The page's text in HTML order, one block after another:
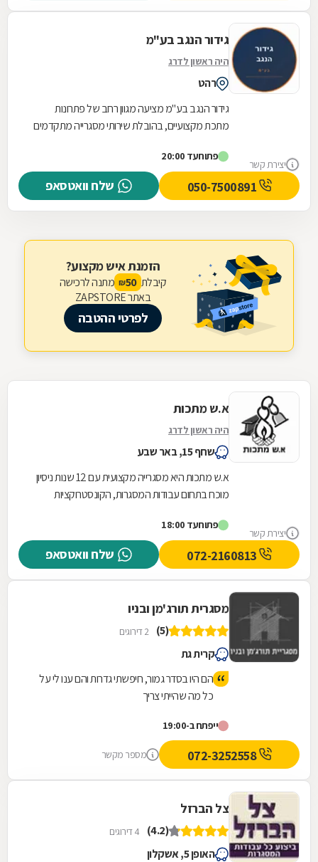
יצירת קשר
גידור הנגב בע"מ
היה ראשון לדרג
רהט
גידור הנגב בע"מ מציעה מגוון רחב של פתרונות
מתכת מקצועיים, בהובלת שירותי מסגרייה מתקדמים
ביכולת...
פתוחעד 20:00
שלח וואטסאפ
הזמנת איש מקצוע?
קיבלת 50
₪ מתנה לרכישה
באתר ZAPSTORE
לפרטי ההטבה
יצירת קשר
א.ש מתכות
היה ראשון לדרג
שחף 15, באר שבע
א.ש מתכות היא מסגרייה מקצועית עם 12 שנות ניסיון
מוכח בתחום עבודות המסגרות, הקונסטרוקציות
והאלומיניום...
פתוחעד 18:00
שלח וואטסאפ
מסגרית תורג'מן ובניו
(5) 2 דירוגים
קרית גת
הם היו בסדר גמור, חיפשתי גדרות והם ענו לי על
כל מה שהייתי צריך
ייפתח ב-19:00
072-3252558 מספר מקשר
צל הברזל
(4.2) 4 דירוגים
האופן 5, אשקלון